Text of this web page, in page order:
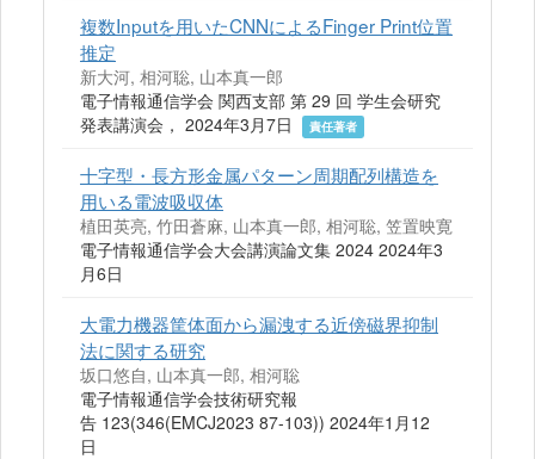
複数Inputを用いたCNNによるFinger Print位置
推定
新大河, 相河聡, 山本真一郎
電子情報通信学会 関西支部 第 29 回 学生会研究
発表講演会， 2024年3月7日
責任著者
十字型・長方形金属パターン周期配列構造を
用いる電波吸収体
植田英亮, 竹田蒼麻, 山本真一郎, 相河聡, 笠置映寛
電子情報通信学会大会講演論文集 2024 2024年3
月6日
大電力機器筐体面から漏洩する近傍磁界抑制
法に関する研究
坂口悠自, 山本真一郎, 相河聡
電子情報通信学会技術研究報
告 123(346(EMCJ2023 87-103)) 2024年1月12
日